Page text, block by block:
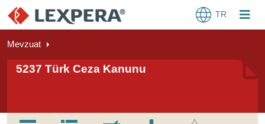
TR
Mevzuat
5237 Türk Ceza Kanunu